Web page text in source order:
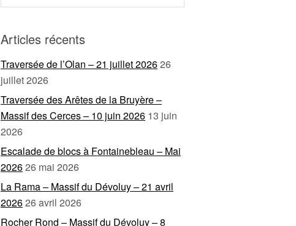
Articles récents
Traversée de l’Olan – 21 juillet 202626
juillet 2026
Traversée des Arêtes de la Bruyère –
Massif des Cerces – 10 juin 2026 13 juin
2026
Escalade de blocs à Fontainebleau – Mai
202626 mai 2026
La Rama – Massif du Dévoluy – 21 avril
202626 avril 2026
Rocher Rond – Massif du Dévoluy – 8